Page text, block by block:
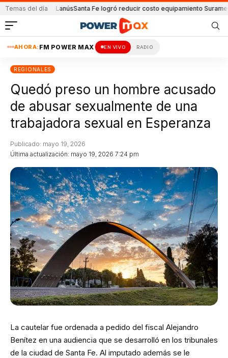
Temas del día
y LanúsSanta Fe logró reducir costo equipamiento Suramericanos
AHORA: FM POWER MAX EN VIVO RADIO
REGIONALES
Quedó preso un hombre acusado
de abusar sexualmente de una
trabajadora sexual en Esperanza
Última actualización: mayo 19, 2026 7:24 pm
Publicado: mayo 19, 2026
La cautelar fue ordenada a pedido del fiscal Alejandro
Benítez en una audiencia que se desarrolló en los tribunales
de la ciudad de Santa Fe. Al imputado además se le